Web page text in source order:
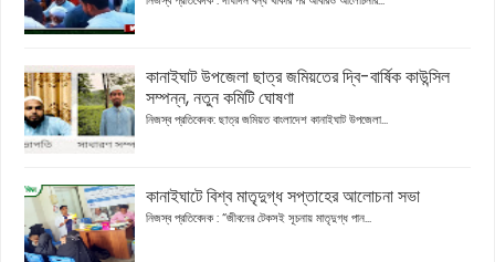
কানাইঘাট উপজেলা ছাত্র জমিয়তের দ্বি-বার্ষিক কাউন্সিল
সম্পন্ন, নতুন কমিটি ঘোষণা
নিজস্ব প্রতিবেদক: ছাত্র জমিয়ত বাংলাদেশ কানাইঘাট উপজেলা...
কানাইঘাটে বিশ্ব মাতৃদুগ্ধ সপ্তাহের আলোচনা সভা
নিজস্ব প্রতিবেদক : “জীবনের টেকসই সূচনায় মাতৃদুগ্ধ পান...